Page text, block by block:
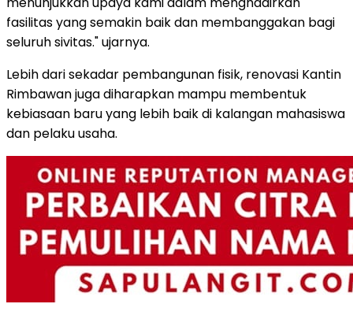
fasilitas yang semakin baik dan membanggakan bagi
seluruh sivitas." ujarnya.
Lebih dari sekadar pembangunan fisik, renovasi Kantin
Rimbawan juga diharapkan mampu membentuk
kebiasaan baru yang lebih baik di kalangan mahasiswa
dan pelaku usaha.